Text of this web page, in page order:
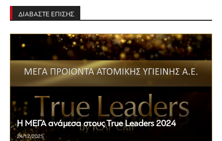
ΔΙΑΒΑΣΤΕ ΕΠΙΣΗΣ
Η ΜΕΓΑ ανάμεσα στους True Leaders 2024
24/12/2025